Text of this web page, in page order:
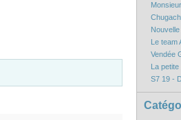
Le team
Vendée
La petite
S7 19 -